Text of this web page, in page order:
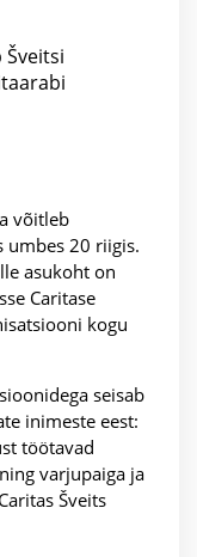
võitleb
umbes 20 riigis.
asukoht on
Caritase
kogu
seisab
inimeste eest:
töötavad
varjupaiga ja
Šveits